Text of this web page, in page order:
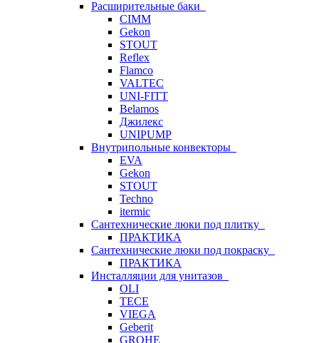
Расширительные баки
CIMM
Gekon
STOUT
Reflex
Flamco
VALTEC
UNI-FITT
Belamos
Джилекс
UNIPUMP
Внутрипольные конвекторы
EVA
Gekon
STOUT
Techno
itermic
Сантехнические люки под плитку
ПРАКТИКА
Сантехнические люки под покраску
ПРАКТИКА
Инсталляции для унитазов
OLI
TECE
VIEGA
Geberit
GROHE